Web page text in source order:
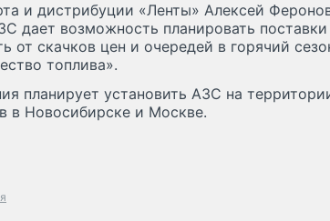
и дистрибуции «Ленты» Алексей
дает возможность планировать
от скачков цен и очередей в горячий
топлива».
планирует установить АЗС на
в Новосибирске и Москве.